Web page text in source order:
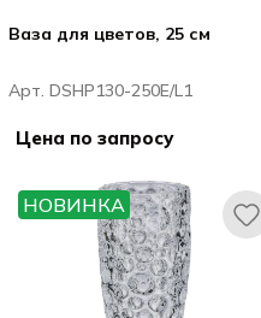
Ваза для цветов, 25 см
Арт. DSHP130-250E/L1
Цена по запросу
НОВИНКА